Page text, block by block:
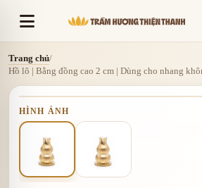
Trang chủ/
Hồ lô | Bằng đồng cao 2 cm | Dùng cho nhang
HÌNH ẢNH